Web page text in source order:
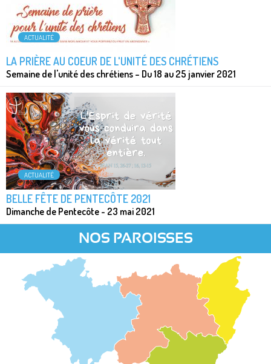
ACTUALITÉ
LA PRIÈRE AU COEUR DE L'UNITÉ DES CHRÉTIENS
Semaine de l'unité des chrétiens – Du 18 au 25 janvier 2021
ACTUALITÉ
BELLE FÊTE DE PENTECÔTE 2021
Dimanche de Pentecôte - 23 mai 2021
NOS PAROISSES